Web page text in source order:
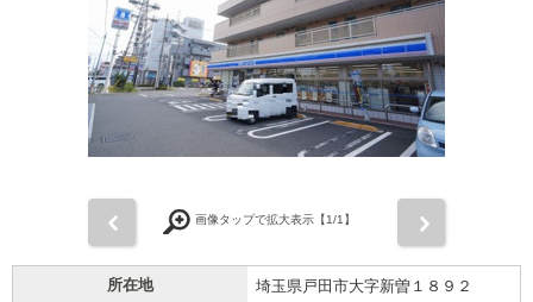
画像タップで拡大表示【1/1】
所在地 埼玉県戸田市大字新曽１８９２